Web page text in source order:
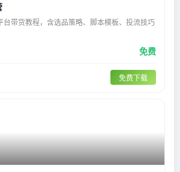
台带货教程，含选品策略、脚本模板、投流技巧
免费
免费下载